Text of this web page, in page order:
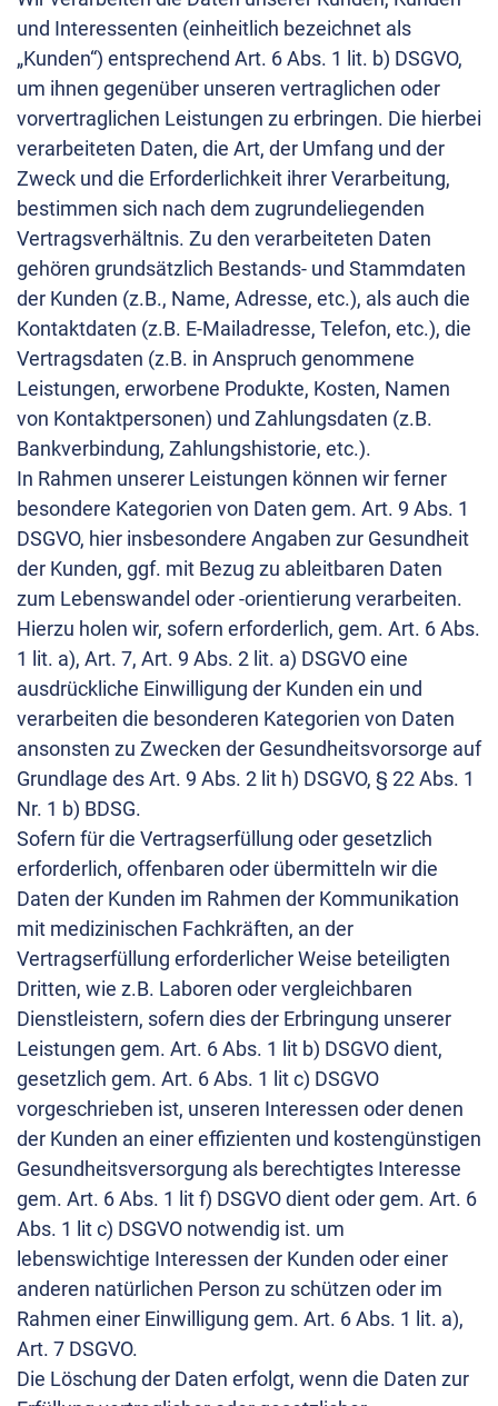
und Interessenten (einheitlich bezeichnet als
„Kunden“) entsprechend Art. 6 Abs. 1 lit. b) DSGVO,
um ihnen gegenüber unseren vertraglichen oder
vorvertraglichen Leistungen zu erbringen. Die hierbei
verarbeiteten Daten, die Art, der Umfang und der
Zweck und die Erforderlichkeit ihrer Verarbeitung,
bestimmen sich nach dem zugrundeliegenden
Vertragsverhältnis. Zu den verarbeiteten Daten
gehören grundsätzlich Bestands- und Stammdaten
der Kunden (z.B., Name, Adresse, etc.), als auch die
Kontaktdaten (z.B. E-Mailadresse, Telefon, etc.), die
Vertragsdaten (z.B. in Anspruch genommene
Leistungen, erworbene Produkte, Kosten, Namen
von Kontaktpersonen) und Zahlungsdaten (z.B.
Bankverbindung, Zahlungshistorie, etc.).
In Rahmen unserer Leistungen können wir ferner
besondere Kategorien von Daten gem. Art. 9 Abs. 1
DSGVO, hier insbesondere Angaben zur Gesundheit
der Kunden, ggf. mit Bezug zu ableitbaren Daten
zum Lebenswandel oder -orientierung verarbeiten.
Hierzu holen wir, sofern erforderlich, gem. Art. 6 Abs.
1 lit. a), Art. 7, Art. 9 Abs. 2 lit. a) DSGVO eine
ausdrückliche Einwilligung der Kunden ein und
verarbeiten die besonderen Kategorien von Daten
ansonsten zu Zwecken der Gesundheitsvorsorge auf
Grundlage des Art. 9 Abs. 2 lit h) DSGVO, § 22 Abs. 1
Nr. 1 b) BDSG.
Sofern für die Vertragserfüllung oder gesetzlich
erforderlich, offenbaren oder übermitteln wir die
Daten der Kunden im Rahmen der Kommunikation
mit medizinischen Fachkräften, an der
Vertragserfüllung erforderlicher Weise beteiligten
Dritten, wie z.B. Laboren oder vergleichbaren
Dienstleistern, sofern dies der Erbringung unserer
Leistungen gem. Art. 6 Abs. 1 lit b) DSGVO dient,
gesetzlich gem. Art. 6 Abs. 1 lit c) DSGVO
vorgeschrieben ist, unseren Interessen oder denen
der Kunden an einer effizienten und kostengünstigen
Gesundheitsversorgung als berechtigtes Interesse
gem. Art. 6 Abs. 1 lit f) DSGVO dient oder gem. Art. 6
Abs. 1 lit c) DSGVO notwendig ist. um
lebenswichtige Interessen der Kunden oder einer
anderen natürlichen Person zu schützen oder im
Rahmen einer Einwilligung gem. Art. 6 Abs. 1 lit. a),
Art. 7 DSGVO.
Die Löschung der Daten erfolgt, wenn die Daten zur